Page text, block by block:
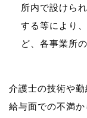
所内で設けら
する等により
ど、各事業所
介護士の技術や勤
給与面での不満